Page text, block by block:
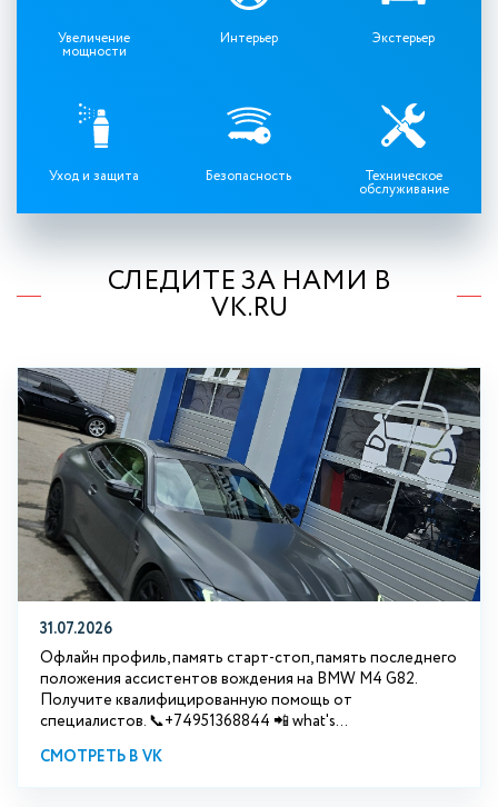
Увеличение
мощности
Интерьер Экстерьер
Уход и защита Безопасность Техническое
обслуживание
СЛЕДИТЕ ЗА НАМИ В
VK.RU
31.07.2026
Офлайн профиль, память старт-стоп, память последнего
положения ассистентов вождения на BMW М4 G82.
Получите квалифицированную помощь от
специалистов. 📞+74951368844 📲 what's...
СМОТРЕТЬ В VK